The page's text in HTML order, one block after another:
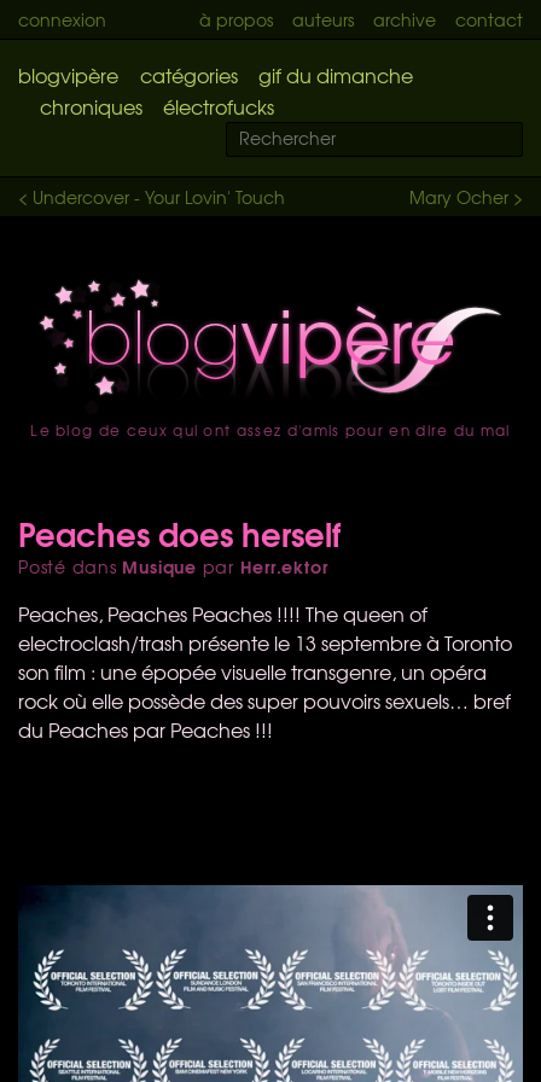
connexion à propos auteurs archive contact
blogvipère catégories
gif du dimanche
chroniques
électrofucks
Mary Ocher >
< Undercover - Your Lovin' Touch
accueil
Le blog de ceux qui ont assez d'amis pour en dire du mal
Peaches does herself
Posté dans Musique par Herr.ektor
Peaches, Peaches Peaches !!!! The queen of
electroclash/trash présente le 13 septembre à Toronto
son film : une épopée visuelle transgenre, un opéra
rock où elle possède des super pouvoirs sexuels… bref
du Peaches par Peaches !!!